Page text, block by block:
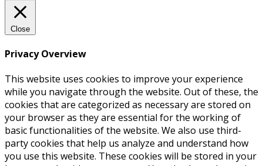
Close
Privacy Overview
This website uses cookies to improve your experience
while you navigate through the website. Out of these, the
cookies that are categorized as necessary are stored on
your browser as they are essential for the working of
basic functionalities of the website. We also use third-
party cookies that help us analyze and understand how
you use this website. These cookies will be stored in your